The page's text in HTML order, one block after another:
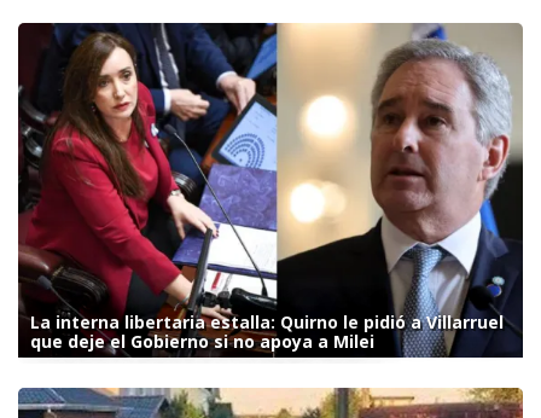
La interna libertaria estalla: Quirno le pidió a Villarruel
que deje el Gobierno si no apoya a Milei